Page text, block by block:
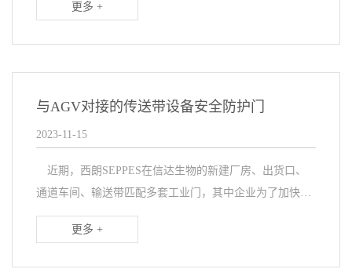
后费用也让人瞠目结舌。其实，在国内有影藏这很多品
更多 +
与AGV对接的传送带设备安全防护门
2023-11-15
近期，西朗SEPPES在信达生物的新建厂房、出货口、
通道车间、输送带匹配多套工业门，其中企业为了加快生
产运输的效率、增加防尘洁净性能，在输送带匹配与AGV
联动的设备安全防护门，那三者之间是如何搭配使用的...
更多 +